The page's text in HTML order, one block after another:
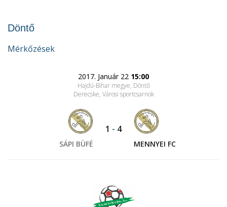
Döntő
Mérkőzések
2017. Január 22 15:00
Hajdú-Bihar megye, Döntő
Derecske, Városi sportcsarnok
SÁPI BÜFÉ
1 - 4
MENNYEI FC